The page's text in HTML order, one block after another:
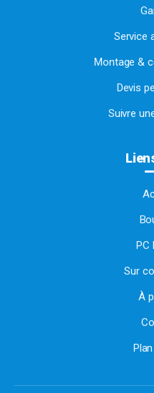
Service
Montage &
Devis
Suivre
PC
Sur
À